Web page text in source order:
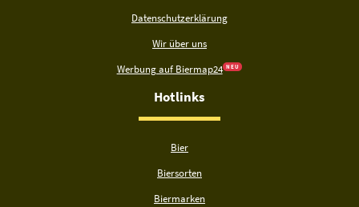
Datenschutzerklärung
Wir über uns
Werbung auf Biermap24 N E U
Hotlinks
Bier
Biersorten
Biermarken